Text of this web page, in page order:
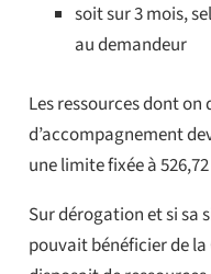
soit sur 3 mois,
au demandeur
Les ressources dont
d’accompagnement
une limite fixée à
Sur dérogation et si sa
pouvait bénéficier de la